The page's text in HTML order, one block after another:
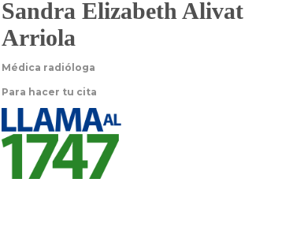
Sandra Elizabeth Alivat
Arriola
Médica radióloga
Para hacer tu cita